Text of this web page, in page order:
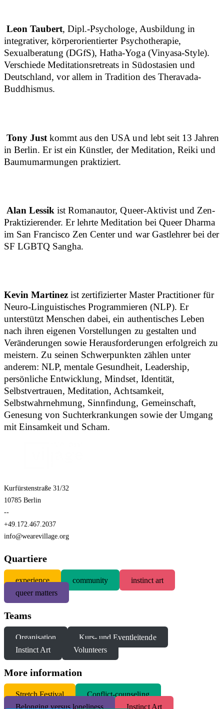
Leon Taubert, Dipl.-Psychologe, Ausbildung in
integrativer, körperorientierter Psychotherapie,
Sexualberatung (DGfS), Hatha-Yoga (Vinyasa-Style).
Verschiede Meditationsretreats in Südostasien und
Deutschland, vor allem in Tradition des Theravada-
Buddhismus.
Tony Just kommt aus den USA und lebt seit 13 Jahren
in Berlin. Er ist ein Künstler, der Meditation, Reiki und
Baumumarmungen praktiziert.
Alan Lessikist Romanautor, Queer-Aktivist und Zen-
Praktizierender. Er lehrte Meditation bei Queer Dharma
im San Francisco Zen Center und war Gastlehrer bei der
SF LGBTQ Sangha.
Kevin Martinez ist zertifizierter Master Practitioner für
Neuro-Linguistisches Programmieren (NLP). Er
unterstützt Menschen dabei, ein authentisches Leben
nach ihren eigenen Vorstellungen zu gestalten und
Veränderungen sowie Herausforderungen erfolgreich zu
meistern. Zu seinen Schwerpunkten zählen unter
anderem: NLP, mentale Gesundheit, Leadership,
persönliche Entwicklung, Mindset, Identität,
Selbstvertrauen, Meditation, Achtsamkeit,
Selbstwahrnehmung, Sinnfindung, Gemeinschaft,
Genesung von Suchterkrankungen sowie der Umgang
mit Einsamkeit und Scham.
Kurfürstenstraße 31/32
10785 Berlin
--
+49.172.467.2037
info@wearevillage.org
Quartiere
experience community
instinct art
queer matters
Teams
Organisation
Kurs- und Eventleitende
Instinct Art
Volunteers
More information
Stretch Festival
Conflict-counseling
Belonging versus loneliness
Instinct Art